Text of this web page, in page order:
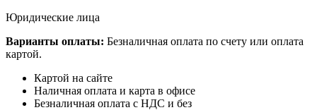
Юридические лица
Варианты оплаты: Безналичная оплата по счету или оплата
картой.
Картой на сайте
Наличная оплата и карта в офисе
Безналичная оплата с НДС и без